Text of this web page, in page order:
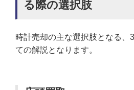
る際の選択肢
時計売却の主な選択肢となる、
ての解説となります。